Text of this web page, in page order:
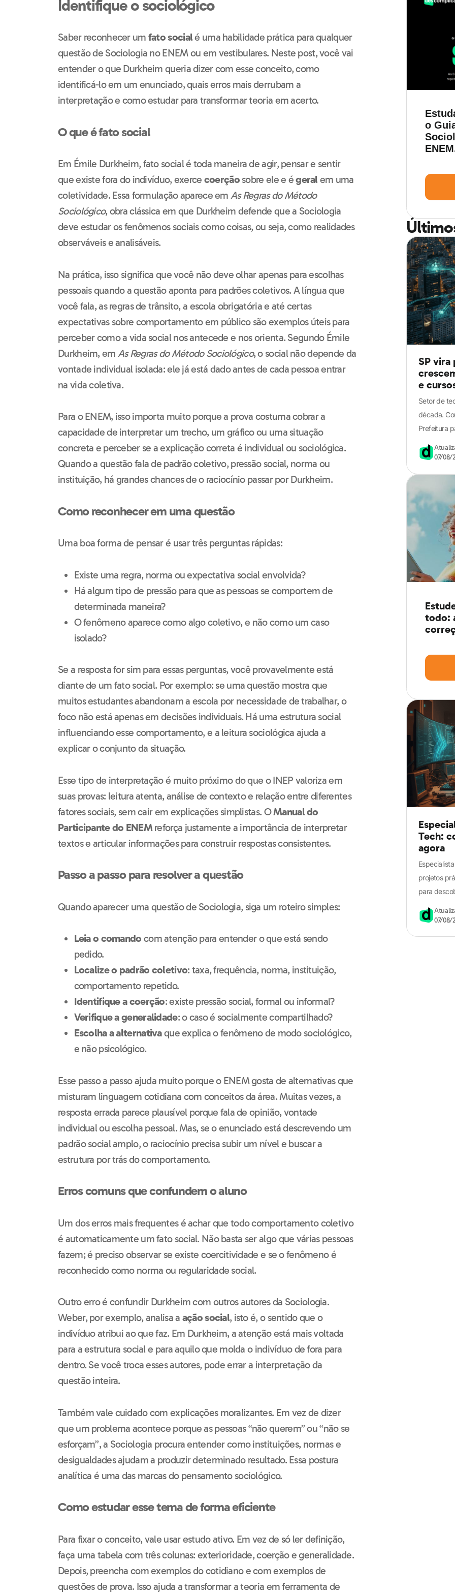
Identifique o sociológico
Saber reconhecer um fato socialé uma habilidade prática para qualquer
questão de Sociologia no ENEM ou em vestibulares. Neste post, você vai
entender o que Durkheim queria dizer com esse conceito, como
identificá-lo em um enunciado, quais erros mais derrubam a
interpretação e como estudar para transformar teoria em acerto.
O que é fato social
Em Émile Durkheim, fato social é toda maneira de agir, pensar e sentir
que existe fora do indivíduo, exerce coerçãosobre ele e égeral em uma
coletividade. Essa formulação aparece emAs Regras do Método
Sociológico, obra clássica em que Durkheim defende que a Sociologia
deve estudar os fenômenos sociais como coisas, ou seja, como realidades
observáveis e analisáveis.
Na prática, isso significa que você não deve olhar apenas para escolhas
pessoais quando a questão aponta para padrões coletivos. A língua que
você fala, as regras de trânsito, a escola obrigatória e até certas
expectativas sobre comportamento em público são exemplos úteis para
perceber como a vida social nos antecede e nos orienta. Segundo Émile
Durkheim, em As Regras do Método Sociológico, o social não depende da
vontade individual isolada: ele já está dado antes de cada pessoa entrar
na vida coletiva.
Para o ENEM, isso importa muito porque a prova costuma cobrar a
capacidade de interpretar um trecho, um gráfico ou uma situação
concreta e perceber se a explicação correta é individual ou sociológica.
Quando a questão fala de padrão coletivo, pressão social, norma ou
instituição, há grandes chances de o raciocínio passar por Durkheim.
Como reconhecer em uma questão
Uma boa forma de pensar é usar três perguntas rápidas:
Existe uma regra, norma ou expectativa social envolvida?
Há algum tipo de pressão para que as pessoas se comportem de
determinada maneira?
O fenômeno aparece como algo coletivo, e não como um caso
isolado?
Se a resposta for sim para essas perguntas, você provavelmente está
diante de um fato social. Por exemplo: se uma questão mostra que
muitos estudantes abandonam a escola por necessidade de trabalhar, o
foco não está apenas em decisões individuais. Há uma estrutura social
influenciando esse comportamento, e a leitura sociológica ajuda a
explicar o conjunto da situação.
Esse tipo de interpretação é muito próximo do que o INEP valoriza em
suas provas: leitura atenta, análise de contexto e relação entre diferentes
fatores sociais, sem cair em explicações simplistas. OManual do
Participante do ENEMreforça justamente a importância de interpretar
textos e articular informações para construir respostas consistentes.
Passo a passo para resolver a questão
Quando aparecer uma questão de Sociologia, siga um roteiro simples:
Leia o comando com atenção para entender o que está sendo
pedido.
Localize o padrão coletivo: taxa, frequência, norma, instituição,
comportamento repetido.
Identifique a coerção: existe pressão social, formal ou informal?
Verifique a generalidade: o caso é socialmente compartilhado?
Escolha a alternativaque explica o fenômeno de modo sociológico,
e não psicológico.
Esse passo a passo ajuda muito porque o ENEM gosta de alternativas que
misturam linguagem cotidiana com conceitos da área. Muitas vezes, a
resposta errada parece plausível porque fala de opinião, vontade
individual ou escolha pessoal. Mas, se o enunciado está descrevendo um
padrão social amplo, o raciocínio precisa subir um nível e buscar a
estrutura por trás do comportamento.
Erros comuns que confundem o aluno
Um dos erros mais frequentes é achar que todo comportamento coletivo
é automaticamente um fato social. Não basta ser algo que várias pessoas
fazem; é preciso observar se existe coercitividade e se o fenômeno é
reconhecido como norma ou regularidade social.
Outro erro é confundir Durkheim com outros autores da Sociologia.
Weber, por exemplo, analisa a ação social, isto é, o sentido que o
indivíduo atribui ao que faz. Em Durkheim, a atenção está mais voltada
para a estrutura social e para aquilo que molda o indivíduo de fora para
dentro. Se você troca esses autores, pode errar a interpretação da
questão inteira.
Também vale cuidado com explicações moralizantes. Em vez de dizer
que um problema acontece porque as pessoas “não querem” ou “não se
esforçam”, a Sociologia procura entender como instituições, normas e
desigualdades ajudam a produzir determinado resultado. Essa postura
analítica é uma das marcas do pensamento sociológico.
Como estudar esse tema de forma eficiente
Para fixar o conceito, vale usar estudo ativo. Em vez de só ler definição,
faça uma tabela com três colunas: exterioridade, coerção e generalidade.
Depois, preencha com exemplos do cotidiano e com exemplos de
questões de prova. Isso ajuda a transformar a teoria em ferramenta de
de Sociologia
para o ENEM
o
SP vira
e
Setor de
década.
Prefeitura
07/08/
todo:
Tech:
agora
projetos
para
07/08/